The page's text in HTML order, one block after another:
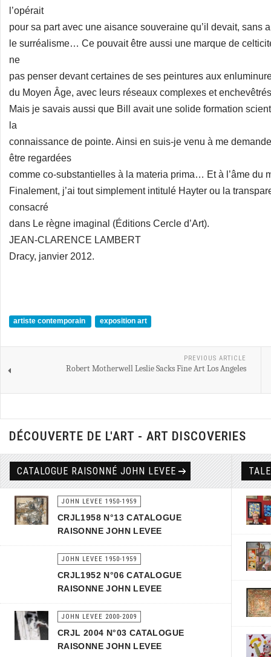
l’opérait
pour sa part avec une aisance souveraine qu’il devait, sans
le surréalisme… Ce pouvait être aussi une marque de
ne
pas penser devant certaines de ses peintures aux
du Moyen Âge, avec leurs réseaux complexes et
Mais je savais aussi que Bill avait une solide formation
la
connaissance de pointe. Ainsi en suis-je venu à me
être regardées
comme co-substantielles à la materia prima… Et à l’âme du
Finalement, j’ai tout simplement intitulé Hayter ou la
consacré
dans Le règne imaginal (Éditions Cercle d’Art).
JEAN-CLARENCE LAMBERT
Dracy, janvier 2012.
artiste contemporain exposition art
PREVIOUS ARTICLE
Robert Motherwell Leslie Sacks Fine Art Los Angeles
DÉCOUVERTE DE L'ART - ART DISCOVERIES
CATALOGUE RAISONNÉ JOHN LEVEE
JOHN LEVEE 1950-1959
CRJL1958 N°13 CATALOGUE
RAISONNE JOHN LEVEE
JOHN LEVEE 1950-1959
CRJL1952 N°06 CATALOGUE
RAISONNE JOHN LEVEE
JOHN LEVEE 2000-2009
CRJL 2004 N°03 CATALOGUE
RAISONNE JOHN LEVEE